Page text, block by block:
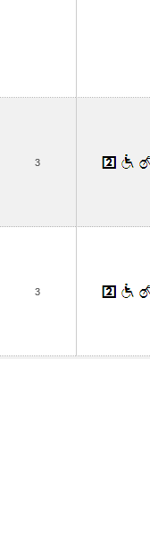
3
3